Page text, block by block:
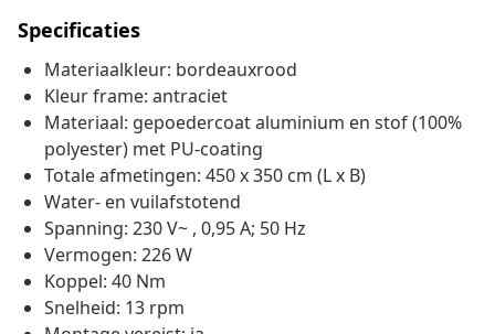
Specificaties
Materiaalkleur: bordeauxrood
Kleur frame: antraciet
Materiaal: gepoedercoat aluminium en stof (100%
polyester) met PU-coating
Totale afmetingen: 450 x 350 cm (L x B)
Water- en vuilafstotend
Spanning: 230 V~ , 0,95 A; 50 Hz
Vermogen: 226 W
Koppel: 40 Nm
Snelheid: 13 rpm